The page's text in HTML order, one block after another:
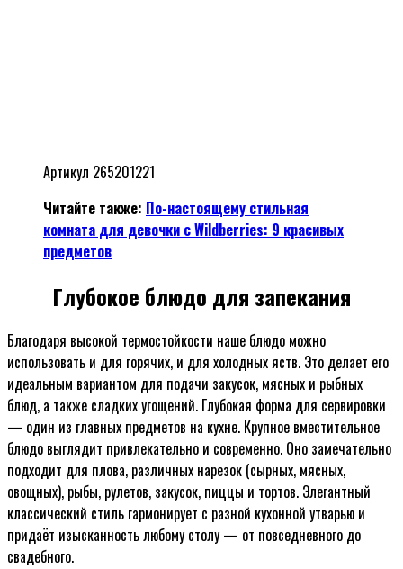
Артикул 265201221
Читайте также: По-настоящему стильная
комната для девочки с Wildberries: 9 красивых
предметов
Глубокое блюдо для запекания
Благодаря высокой термостойкости наше блюдо можно
использовать и для горячих, и для холодных яств. Это делает его
идеальным вариантом для подачи закусок, мясных и рыбных
блюд, а также сладких угощений. Глубокая форма для сервировки
— один из главных предметов на кухне. Крупное вместительное
блюдо выглядит привлекательно и современно. Оно замечательно
подходит для плова, различных нарезок (сырных, мясных,
овощных), рыбы, рулетов, закусок, пиццы и тортов. Элегантный
классический стиль гармонирует с разной кухонной утварью и
придаёт изысканность любому столу — от повседневного до
свадебного.